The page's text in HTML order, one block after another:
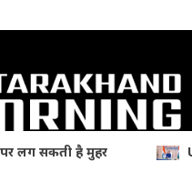
पुरस्कार 2026 घोषित, 13